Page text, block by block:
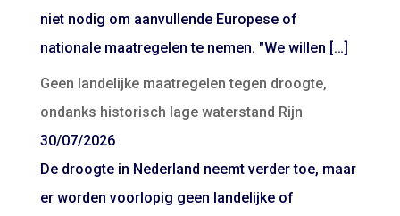
niet nodig om aanvullende Europese of
nationale maatregelen te nemen. "We willen […]
Geen landelijke maatregelen tegen droogte,
ondanks historisch lage waterstand Rijn
30/07/2026
De droogte in Nederland neemt verder toe, maar
er worden voorlopig geen landelijke of